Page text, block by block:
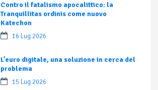
Contro il fatalismo apocalittico: la
Tranquillitas ordinis come nuovo
Katechon
16 Lug 2026
L’euro digitale, una soluzione in cerca del
problema
15 Lug 2026